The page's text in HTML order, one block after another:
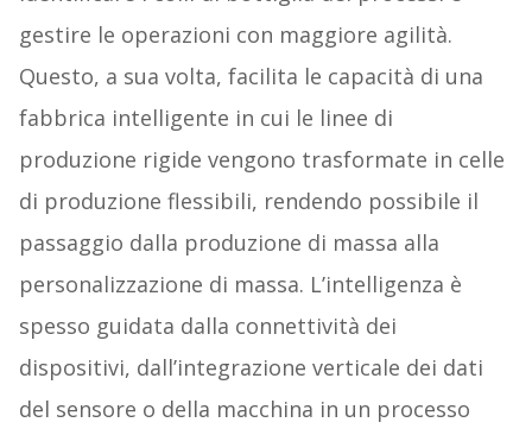
gestire le operazioni con maggiore agilità.
Questo, a sua volta, facilita le capacità di una
fabbrica intelligente in cui le linee di
produzione rigide vengono trasformate in celle
di produzione flessibili, rendendo possibile il
passaggio dalla produzione di massa alla
personalizzazione di massa. L’intelligenza è
spesso guidata dalla connettività dei
dispositivi, dall’integrazione verticale dei dati
del sensore o della macchina in un processo